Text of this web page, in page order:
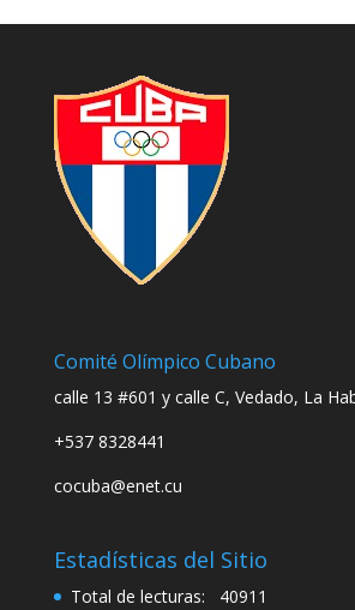
Comité Olímpico Cubano
calle 13 #601 y calle C, Vedado, La
+537 8328441
cocuba@enet.cu
Estadísticas del Sitio
40911
Total de lecturas: